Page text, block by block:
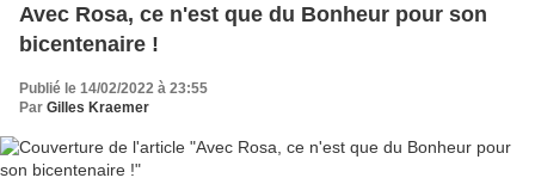
Avec Rosa, ce n'est que du Bonheur pour son
bicentenaire !
Publié le 14/02/2022 à 23:55
Par Gilles Kraemer